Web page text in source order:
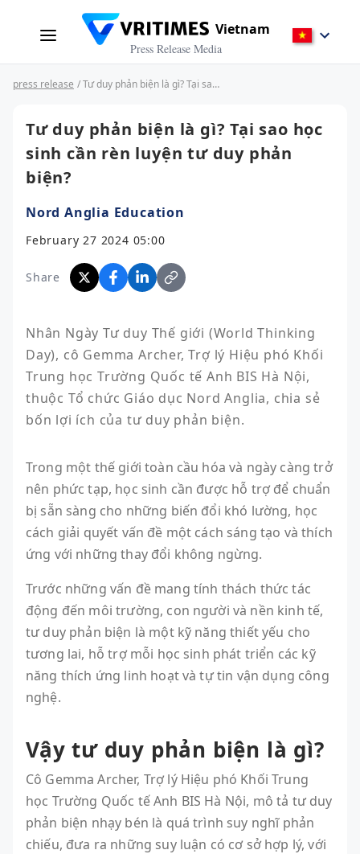
Vietnam
Press Release Media
press release / Tư duy phản biện là gì? Tại sao học sinh cần rèn luyện tư duy phản biện?
Tư duy phản biện là gì? Tại sao học
sinh cần rèn luyện tư duy phản
biện?
Nord Anglia Education
February 27 2024 05:00
Share
Nhân Ngày Tư duy Thế giới (World Thinking
Day), cô Gemma Archer, Trợ lý Hiệu phó Khối
Trung học Trường Quốc tế Anh BIS Hà Nội,
thuộc Tổ chức Giáo dục Nord Anglia, chia sẻ
bốn lợi ích của tư duy phản biện.
Trong một thế giới toàn cầu hóa và ngày càng trở
nên phức tạp, học sinh cần được hỗ trợ để chuẩn
bị sẵn sàng cho những biến đổi khó lường, học
cách giải quyết vấn đề một cách sáng tạo và thích
ứng với những thay đổi không ngừng.
Trước những vấn đề mang tính thách thức tác
động đến môi trường, con người và nền kinh tế,
tư duy phản biện là một kỹ năng thiết yếu cho
tương lai, hỗ trợ mỗi học sinh phát triển các kỹ
năng thích ứng linh hoạt và tự tin vận dụng công
nghệ.
Vậy tư duy phản biện là gì?
Cô Gemma Archer, Trợ lý Hiệu phó Khối Trung
học Trường Quốc tế Anh BIS Hà Nội, mô tả tư duy
phản biện nhạy bén là quá trình suy nghĩ phản
chiếu, đưa ra những suy luận có cơ sở hợp lý, với